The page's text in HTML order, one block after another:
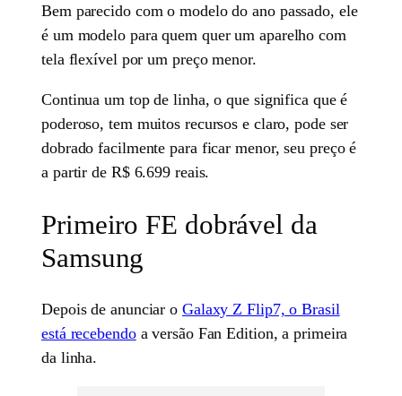
Bem parecido com o modelo do ano passado, ele
é um modelo para quem quer um aparelho com
tela flexível por um preço menor.
Continua um top de linha, o que significa que é
poderoso, tem muitos recursos e claro, pode ser
dobrado facilmente para ficar menor, seu preço é
a partir de R$ 6.699 reais.
Primeiro FE dobrável da
Samsung
Depois de anunciar o Galaxy Z Flip7, o Brasil
está recebendoa versão Fan Edition, a primeira
da linha.